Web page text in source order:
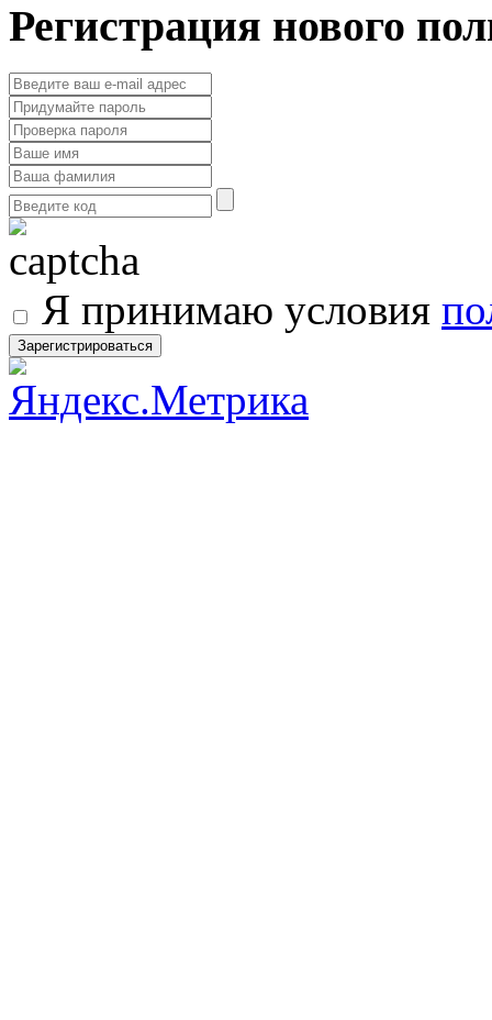
Регистрация нового
Я принимаю условия